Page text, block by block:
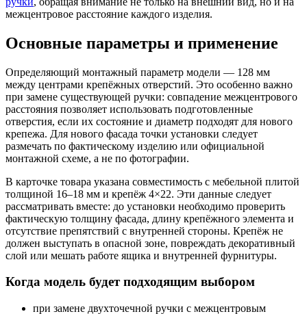
межцентровое расстояние каждого изделия.
Основные параметры и применение
Определяющий монтажный параметр модели — 128 мм
между центрами крепёжных отверстий. Это особенно важно
при замене существующей ручки: совпадение межцентрового
расстояния позволяет использовать подготовленные
отверстия, если их состояние и диаметр подходят для нового
крепежа. Для нового фасада точки установки следует
размечать по фактическому изделию или официальной
монтажной схеме, а не по фотографии.
В карточке товара указана совместимость с мебельной плитой
толщиной 16–18 мм и крепёж 4×22. Эти данные следует
рассматривать вместе: до установки необходимо проверить
фактическую толщину фасада, длину крепёжного элемента и
отсутствие препятствий с внутренней стороны. Крепёж не
должен выступать в опасной зоне, повреждать декоративный
слой или мешать работе ящика и внутренней фурнитуры.
Когда модель будет подходящим выбором
при замене двухточечной ручки с межцентровым